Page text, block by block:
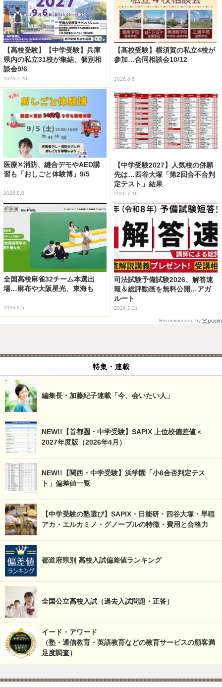
【高校受験】【中学受験】兵庫
県内の私立31校が集結、個別相
談会9/6
2026.7.28
【高校受験】横須賀の私立4校が
参加…合同相談会10/12
2026.8.5
医療✕消防、縫合デモやAED講
習も「おしごと体験博」9/5
2026.8.6
【中学受験2027】人気校の併願
先は…四谷大塚「第2回合不合判
定テスト」結果
2026.7.16
全国高校麻雀32チーム本選出
場…麻布や大阪星光、東海も
2026.8.5
司法試験予備試験2026、解答速
報＆総評動画を無料公開…アガ
ルート
2026.7.21
Recommended by
特集・連載
編集長・加藤紀子連載「今、会いたい人」
NEW!!【首都圏・中学受験】SAPIX 上位校偏差値＜
2027年度版（2026年4月）
NEW!!【関西・中学受験】浜学園「小6合否判定テス
ト」偏差値一覧
【中学受験の塾選び】SAPIX・日能研・四谷大塚・早稲
アカ・エルカミノ・グノーブルの特徴・費用と合格力
都道府県別 高校入試偏差値ランキング
全国公立高校入試（過去入試問題・正答）
イード・アワード
（塾・通信教育・英語教育などの教育サービスの顧客満
足度調査）